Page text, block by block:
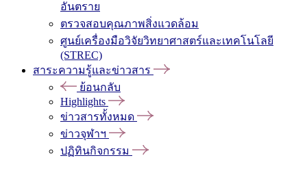
อันตราย
ตรวจสอบคุณภาพสิ่งแวดล้อม
ศูนย์เครื่องมือวิจัยวิทยาศาสตร์และเทคโนโลยี
(STREC)
สาระความรู้และข่าวสาร
ย้อนกลับ
Highlights
ข่าวสารทั้งหมด
ข่าวจุฬาฯ
ปฏิทินกิจกรรม